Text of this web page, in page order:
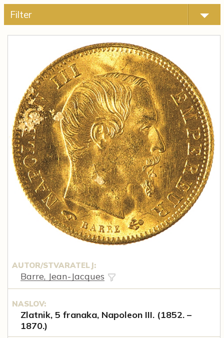
Filter
AUTOR/STVARATELJ:
Barre, Jean-Jacques
NASLOV:
Zlatnik, 5 franaka, Napoleon III. (1852. –
1870.)